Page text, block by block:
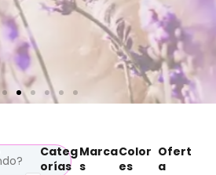
Categ
orías
Marca
s
Color
es
Ofert
a